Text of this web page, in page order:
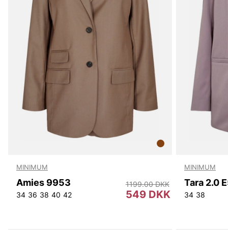
MINIMUM
Amies 9953
34 36 38 40 42 549 DKK
1199.00 DKK
MINIMUM
Tara 2.0
34 38